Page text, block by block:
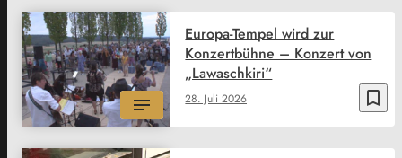
bookmark_border
28. Juli 2026
Europa-Tempel wird zur
Konzertbühne – Konzert von
„Lawaschkiri“